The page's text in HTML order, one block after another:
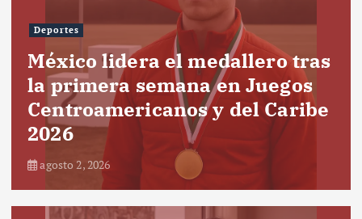
Deportes
México lidera el medallero tras
la primera semana en Juegos
Centroamericanos y del Caribe
2026
agosto 2, 2026